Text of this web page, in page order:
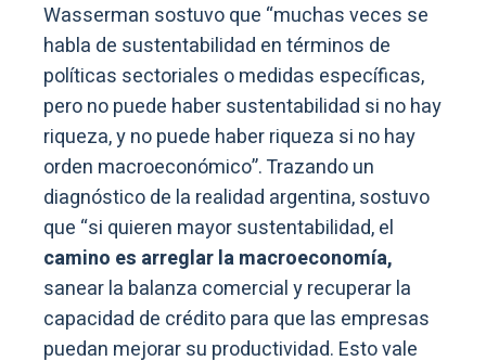
Wasserman sostuvo que “muchas veces se
habla de sustentabilidad en términos de
políticas sectoriales o medidas específicas,
pero no puede haber sustentabilidad si no hay
riqueza, y no puede haber riqueza si no hay
orden macroeconómico”. Trazando un
diagnóstico de la realidad argentina, sostuvo
que “si quieren mayor sustentabilidad, el
camino es arreglar la macroeconomía,
sanear la balanza comercial y recuperar la
capacidad de crédito para que las empresas
puedan mejorar su productividad. Esto vale